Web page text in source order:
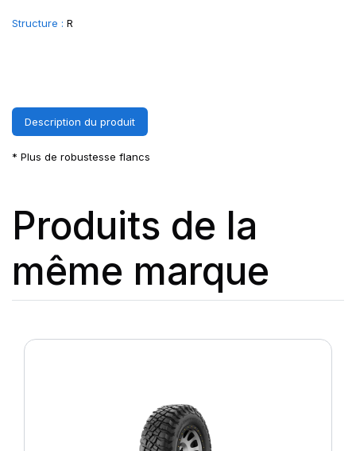
Structure : R
Description du produit
* Plus de robustesse flancs
Produits de la
même marque